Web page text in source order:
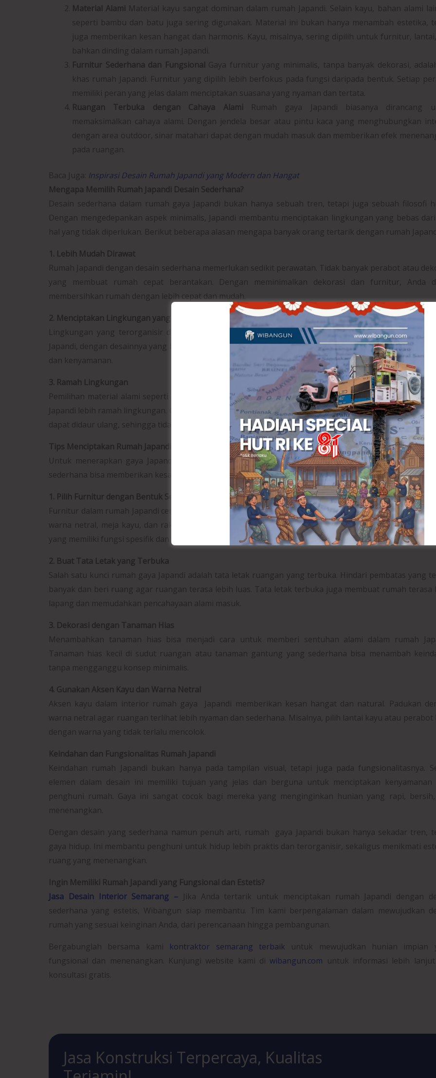
Material Alami Material kayu sangat dominan dalam rumah Japandi. Selain kayu, bahan alami
seperti bambu dan batu juga sering digunakan. Material ini bukan hanya menambah estetika,
juga memberikan kesan hangat dan harmonis. Kayu, misalnya, sering dipilih untuk furnitur,
bahkan dinding dalam rumah Japandi.
Furnitur Sederhana dan Fungsional Gaya furnitur yang minimalis, tanpa banyak dekorasi,
khas rumah Japandi. Furnitur yang dipilih lebih berfokus pada fungsi daripada bentuk. Setiap
memiliki peran yang jelas dalam menciptakan suasana yang nyaman dan tertata.
Ruangan Terbuka dengan Cahaya Alami
Rumah gaya Japandi biasanya dirancang
memaksimalkan cahaya alami. Dengan jendela besar atau pintu kaca yang menghubungkan
dengan area outdoor, sinar matahari dapat dengan mudah masuk dan memberikan efek
pada ruangan.
Baca Juga: Inspirasi Desain Rumah Japandi yang Modern dan Hangat
Mengapa Memilih Rumah Japandi Desain Sederhana?
Desain sederhana dalam rumah gaya Japandi bukan hanya sebuah tren, tetapi juga sebuah filosofi
Dengan mengedepankan aspek minimalis, Japandi membantu menciptakan lingkungan yang bebas
hal yang tidak diperlukan. Berikut beberapa alasan mengapa banyak orang tertarik dengan rumah
1. Lebih Mudah Dirawat
Rumah Japandi dengan desain sederhana memerlukan sedikit perawatan. Tidak banyak perabot atau
yang membuat rumah cepat berantakan. Dengan meminimalkan dekorasi dan furnitur, Anda
membersihkan rumah dengan lebih cepat dan mudah.
2. Menciptakan Lingkungan yang Menenangkan
Lingkungan yang terorganisir dengan baik dan minim distraksi akan membantu mengurangi stres.
Japandi, dengan desainnya yang bersih dan rapi, mampu menciptakan suasana yang mendukung
dan kenyamanan.
3. Ramah Lingkungan
Pemilihan material alami seperti kayu dan bambu, serta penggunaan cahaya alami, menjadikan rumah
Japandi lebih ramah lingkungan. Gaya ini mendukung penggunaan energi yang efisien dan bahan-bahan
dapat didaur ulang, sehingga tidak hanya baik untuk penghuni rumah, tetapi juga bagi lingkungan.
Tips Menciptakan Rumah Japandi Desain Sederhana
Untuk menerapkan gaya Japandi, Anda tidak perlu merenovasi rumah sepenuhnya. Beberapa
sederhana bisa memberikan kesan Japandi pada hunian Anda. Berikut beberapa tips yang bisa Anda coba.
1. Pilih Furnitur dengan Bentuk Sederhana
Furnitur dalam rumah Japandi cenderung memiliki bentuk yang sederhana tanpa banyak hiasan. Sofa
warna netral, meja kayu, dan rak yang tidak terlalu besar adalah contoh furnitur yang sesuai. Pilih
yang memiliki fungsi spesifik dan efisien.
2. Buat Tata Letak yang Terbuka
Salah satu kunci rumah gaya Japandi adalah tata letak ruangan yang terbuka. Hindari pembatas yang
banyak dan beri ruang agar ruangan terasa lebih luas. Tata letak terbuka juga membuat rumah terasa
lapang dan memudahkan pencahayaan alami masuk.
3. Dekorasi dengan Tanaman Hias
Menambahkan tanaman hias bisa menjadi cara untuk memberi sentuhan alami dalam rumah
Tanaman hias kecil di sudut ruangan atau tanaman gantung yang sederhana bisa menambah
tanpa mengganggu konsep minimalis.
4. Gunakan Aksen Kayu dan Warna Netral
Aksen kayu dalam interior rumah gaya Japandi memberikan kesan hangat dan natural. Padukan
warna netral agar ruangan terlihat lebih nyaman dan sederhana. Misalnya, pilih lantai kayu atau perabot
dengan warna yang tidak terlalu mencolok.
Keindahan dan Fungsionalitas Rumah Japandi
Keindahan rumah Japandi bukan hanya pada tampilan visual, tetapi juga pada fungsionalitasnya.
elemen dalam desain ini memiliki tujuan yang jelas dan berguna untuk menciptakan kenyamanan
penghuni rumah. Gaya ini sangat cocok bagi mereka yang menginginkan hunian yang rapi,
menenangkan.
Dengan desain yang sederhana namun penuh arti, rumah gaya Japandi bukan hanya sekadar tren,
gaya hidup. Ini membantu penghuni untuk hidup lebih praktis dan terorganisir, sekaligus menikmati
ruang yang menenangkan.
Ingin Memiliki Rumah Japandi yang Fungsional dan Estetis?
Jasa Desain Interior Semarang – Jika Anda tertarik untuk menciptakan rumah Japandi dengan
sederhana yang estetis, Wibangun siap membantu. Tim kami berpengalaman dalam mewujudkan
rumah yang sesuai keinginan Anda, dari perencanaan hingga pembangunan.
Bergabunglah bersama kami kontraktor semarang terbaik untuk mewujudkan hunian impian
fungsional dan menenangkan. Kunjungi website kami di wibangun.com untuk informasi lebih
konsultasi gratis.
Jasa Konstruksi Terpercaya, Kualitas